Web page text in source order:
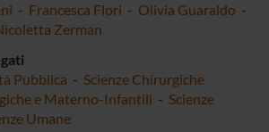
- Francesca Flori - Olivia Guaraldo -
Zerman
Pubblica - Scienze Chirurgiche
e Materno-Infantili - Scienze
Umane